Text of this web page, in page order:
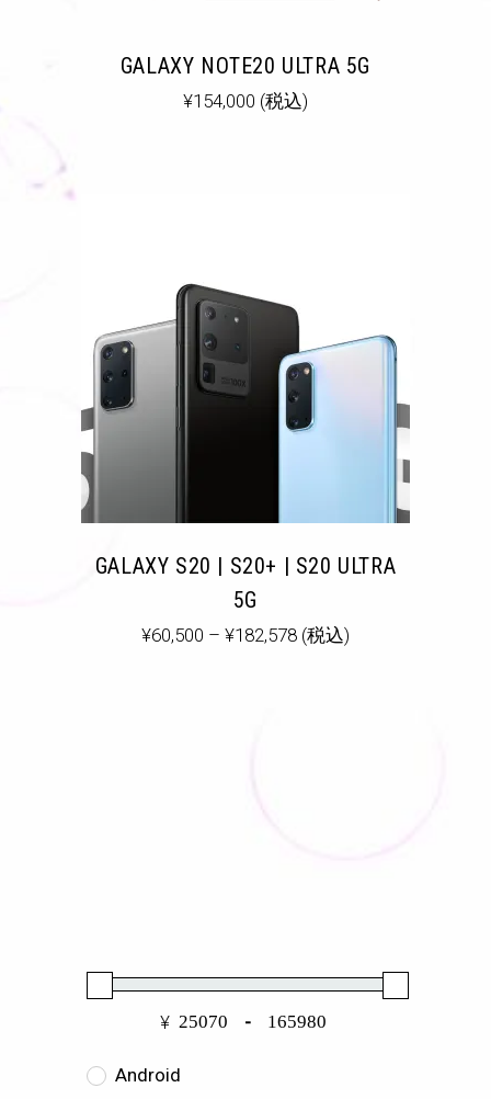
GALAXY NOTE20 ULTRA 5G
¥154,000 (税込)
GALAXY S20 | S20+ | S20 ULTRA
5G
¥60,500 – ¥182,578 (税込)
¥ -
Android